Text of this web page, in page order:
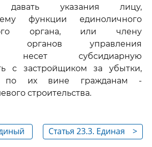
давать указания лицу,
функции единоличного
органа, или члену
органов управления
несет субсидиарную
с застройщиком за убытки,
по их вине гражданам -
строительства.
>
Статья 23.3. Единая